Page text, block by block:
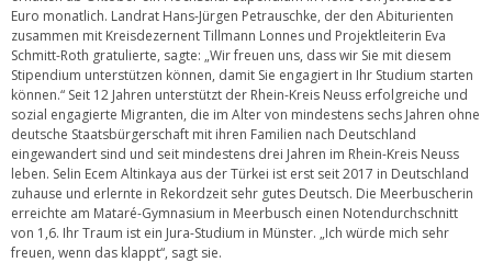
Euro monatlich. Landrat Hans-Jürgen Petrauschke, der den Abiturienten
zusammen mit Kreisdezernent Tillmann Lonnes und Projektleiterin Eva
Schmitt-Roth gratulierte, sagte: „Wir freuen uns, dass wir Sie mit diesem
Stipendium unterstützen können, damit Sie engagiert in Ihr Studium starten
können.“ Seit 12 Jahren unterstützt der Rhein-Kreis Neuss erfolgreiche und
sozial engagierte Migranten, die im Alter von mindestens sechs Jahren ohne
deutsche Staatsbürgerschaft mit ihren Familien nach Deutschland
eingewandert sind und seit mindestens drei Jahren im Rhein-Kreis Neuss
leben. Selin Ecem Altinkaya aus der Türkei ist erst seit 2017 in Deutschland
zuhause und erlernte in Rekordzeit sehr gutes Deutsch. Die Meerbuscherin
erreichte am Mataré-Gymnasium in Meerbusch einen Notendurchschnitt
von 1,6. Ihr Traum ist ein Jura-Studium in Münster. „Ich würde mich sehr
freuen, wenn das klappt“, sagt sie.